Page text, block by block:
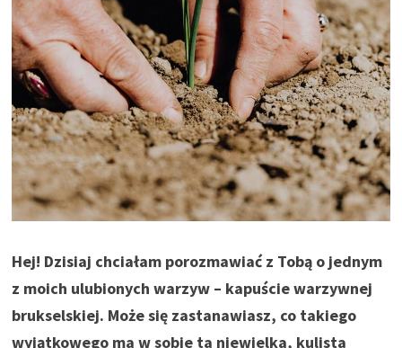
Hej! Dzisiaj chciałam porozmawiać z Tobą o jednym
z moich ulubionych warzyw – kapuście warzywnej
brukselskiej. Może się zastanawiasz, co takiego
wyjątkowego ma w sobie ta niewielka, kulista